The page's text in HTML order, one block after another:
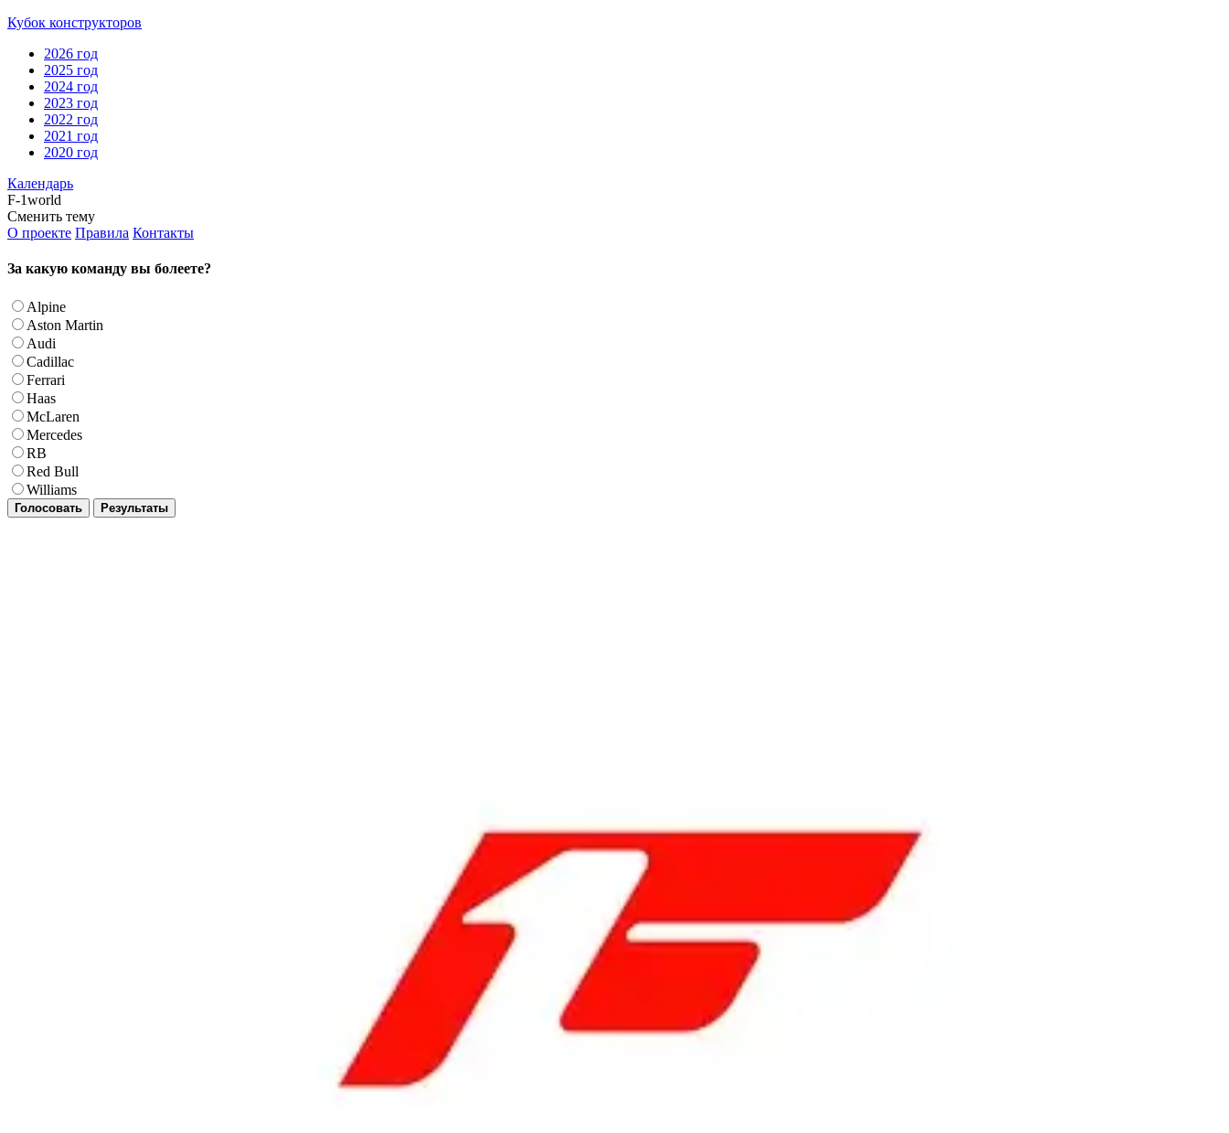
Кубок конструкторов
2026 год
2025 год
2024 год
2023 год
2022 год
2021 год
2020 год
Календарь
F-1world
Сменить тему
О проекте Правила Контакты
За какую команду вы болеете?
Alpine
Aston Martin
Audi
Cadillac
Ferrari
Haas
McLaren
Mercedes
RB
Red Bull
Williams
Голосовать Результаты